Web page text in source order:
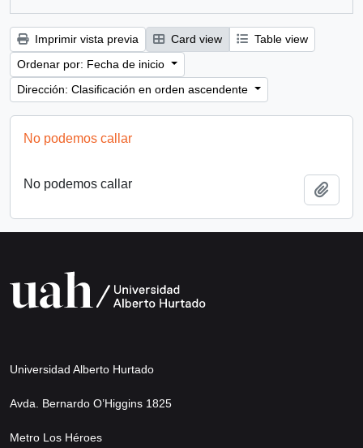
Imprimir vista previa Card view
Table view
Ordenar por: Fecha de inicio
Dirección: Clasificación en orden ascendente
No podemos callar
No podemos callar
Universidad Alberto Hurtado
Avda. Bernardo O’Higgins 1825
Metro Los Héroes